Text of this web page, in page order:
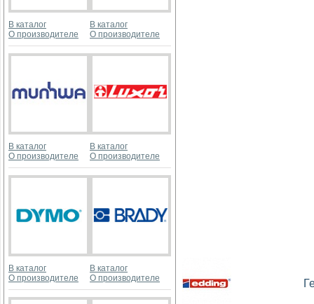
В каталог
О производителе
В каталог
О производителе
В каталог
О производителе
В каталог
О производителе
В каталог
О производителе
В каталог
О производителе